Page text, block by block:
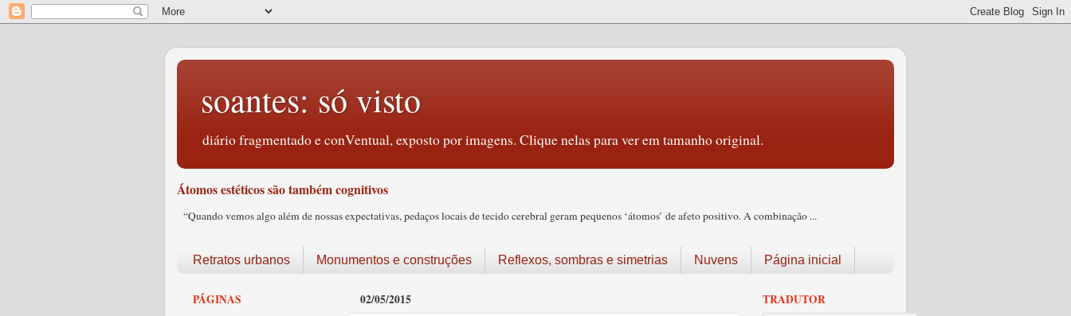
soantes: só visto
diário fragmentado e conVentual, exposto por imagens. Clique nelas para ver em tamanho original.
Átomos estéticos são também cognitivos
“Quando vemos algo além de nossas expectativas, pedaços locais de tecido cerebral geram pequenos ‘átomos’ de afeto positivo. A combinação ...
Retratos urbanos Monumentos e construções Reflexos, sombras e simetrias Nuvens Página inicial
02/05/2015
PÁGINAS TRADUTOR